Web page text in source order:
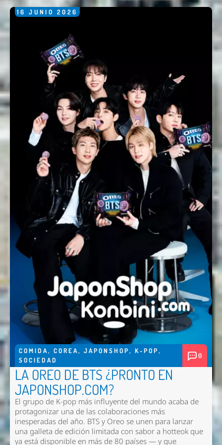
16 JUNIO 2026
COMIDA, COREA, JAPONSHOP, K-POP,
SOCIEDAD
0
LA OREO DE BTS ¿PRONTO EN
JAPONSHOP.COM?
El grupo de K-pop más influyente del mundo acaba de
protagonizar una de las colaboraciones más
inesperadas del año. BTS y Oreo se unen para lanzar
una galleta de edición limitada con sabor a hotteok que
ya está disponible en más de 80 países — y que